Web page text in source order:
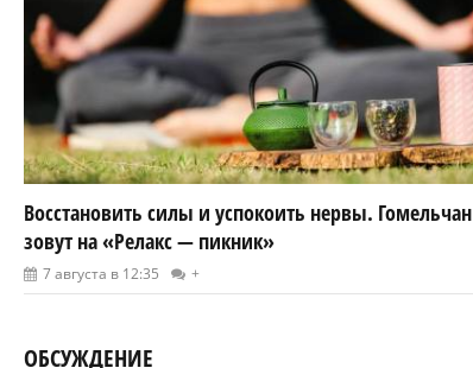
Восстановить силы и успокоить нервы. Гомельчан
зовут на «Релакс — пикник»
7 августа в 12:35 +
ОБСУЖДЕНИЕ